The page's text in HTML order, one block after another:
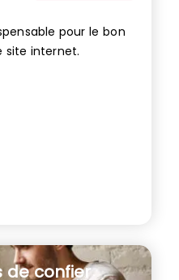
pour le bon
site internet.
de confier